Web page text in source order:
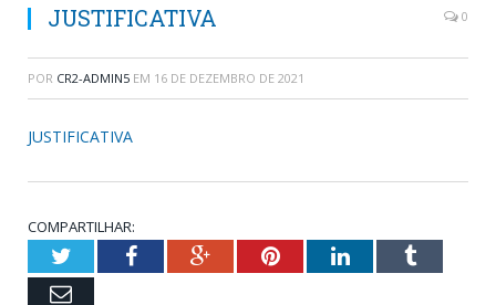
JUSTIFICATIVA 0
POR CR2-ADMIN5 EM 16 DE DEZEMBRO DE 2021
JUSTIFICATIVA
COMPARTILHAR:
TwitterFacebookGoogle+PinterestLinkedInTumblr
Email